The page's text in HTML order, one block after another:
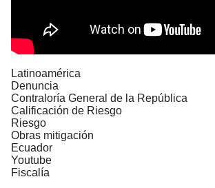
Latinoamérica
Denuncia
Contraloría General de la República
Calificación de Riesgo
Riesgo
Obras mitigación
Ecuador
Youtube
Fiscalía